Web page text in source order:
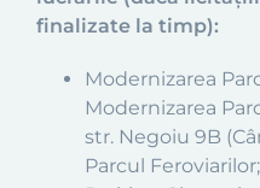
finalizate la timp):
Modernizarea
Modernizarea
str. Negoiu 9B
Parcul